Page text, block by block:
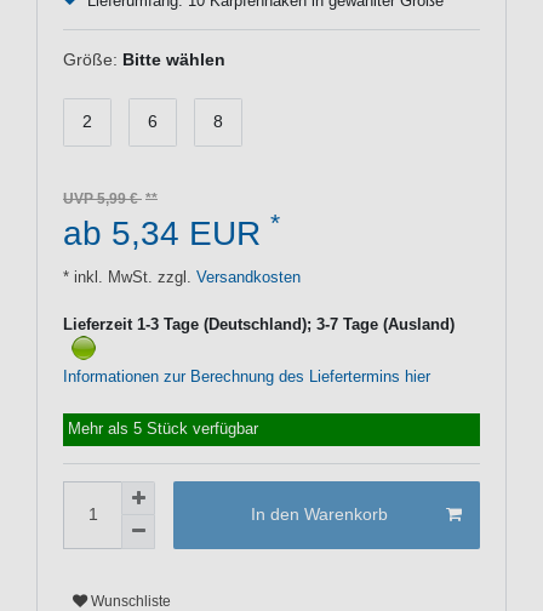
Größe: Bitte wählen
2 6 8
UVP 5,99 €
ab 5,34 EUR *
* inkl. MwSt. zzgl. Versandkosten
Lieferzeit 1-3 Tage (Deutschland); 3-7 Tage (Ausland)
Informationen zur Berechnung des Liefertermins hier
Mehr als 5 Stück verfügbar
In den Warenkorb
Wunschliste